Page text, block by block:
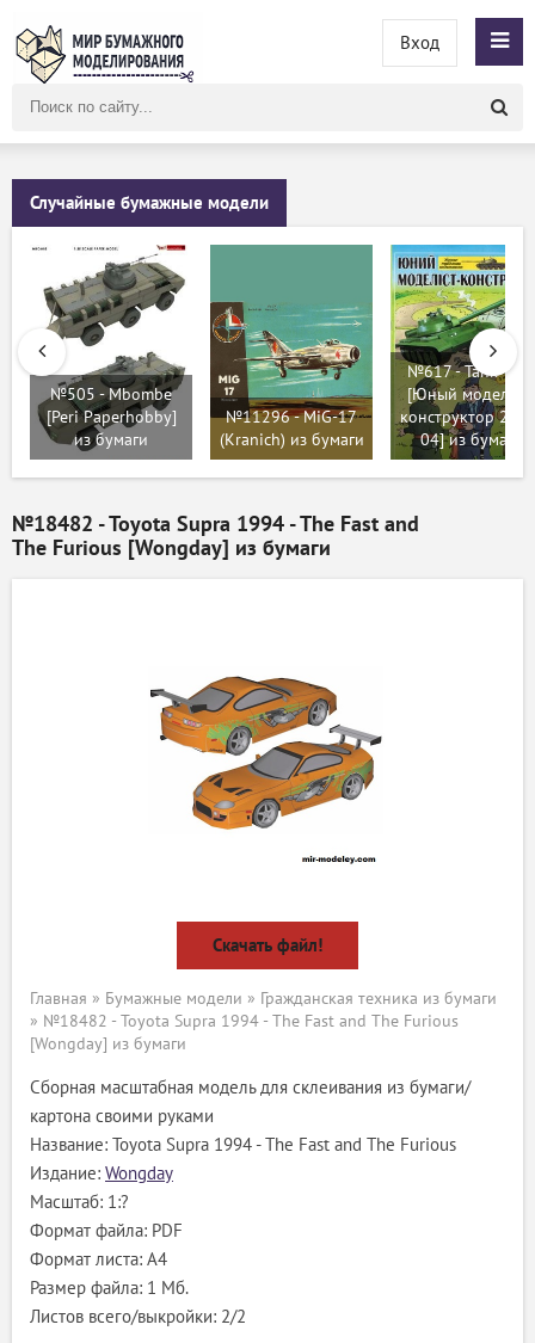
сайту
Вход
Случайные бумажные модели
№505 - Mbombe
[Peri Paperhobby]
из бумаги
№11296 - MiG-17
(Kranich) из бумаги
№617 - Танк Т-62
[Юный
конструктор
04] из бумаги
№18482 - Toyota Supra 1994 - The Fast and
The Furious [Wongday] из бумаги
Скачать файл!
Главная » Бумажные модели » Гражданская техника из бумаги
» №18482 - Toyota Supra 1994 - The Fast and The Furious
[Wongday] из бумаги
Сборная масштабная модель для склеивания из бумаги/
картона своими руками
Название: Toyota Supra 1994 - The Fast and The Furious
Издание: Wongday
Масштаб: 1:?
Формат файла: PDF
Формат листа: А4
Размер файла: 1 Мб.
Листов всего/выкройки: 2/2